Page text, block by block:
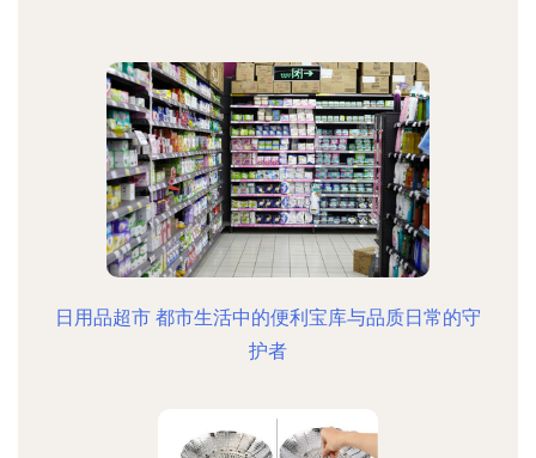
日用品超市 都市生活中的便利宝库与品质日常的守
护者